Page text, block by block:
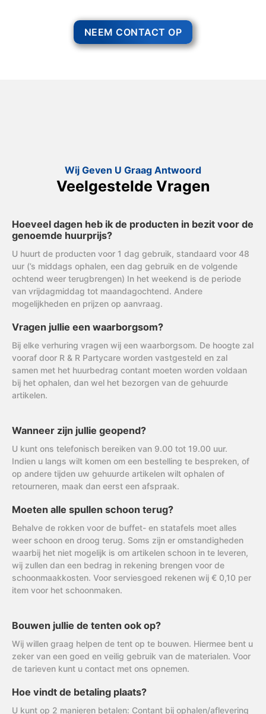
NEEM CONTACT OP
Wij Geven U Graag Antwoord
Veelgestelde Vragen
Hoeveel dagen heb ik de producten in bezit voor de
genoemde huurprijs?
U huurt de producten voor 1 dag gebruik, standaard voor 48
uur (’s middags ophalen, een dag gebruik en de volgende
ochtend weer terugbrengen) In het weekend is de periode
van vrijdagmiddag tot maandagochtend. Andere
mogelijkheden en prijzen op aanvraag.
Vragen jullie een waarborgsom?
Bij elke verhuring vragen wij een waarborgsom. De hoogte zal
vooraf door R & R Partycare worden vastgesteld en zal
samen met het huurbedrag contant moeten worden voldaan
bij het ophalen, dan wel het bezorgen van de gehuurde
artikelen.
Wanneer zijn jullie geopend?
U kunt ons telefonisch bereiken van 9.00 tot 19.00 uur.
Indien u langs wilt komen om een bestelling te bespreken, of
op andere tijden uw gehuurde artikelen wilt ophalen of
retourneren, maak dan eerst een afspraak.
Moeten alle spullen schoon terug?
Behalve de rokken voor de buffet- en statafels moet alles
weer schoon en droog terug. Soms zijn er omstandigheden
waarbij het niet mogelijk is om artikelen schoon in te leveren,
wij zullen dan een bedrag in rekening brengen voor de
schoonmaakkosten. Voor serviesgoed rekenen wij € 0,10 per
item voor het schoonmaken.
Bouwen jullie de tenten ook op?
Wij willen graag helpen de tent op te bouwen. Hiermee bent u
zeker van een goed en veilig gebruik van de materialen. Voor
de tarieven kunt u contact met ons opnemen.
Hoe vindt de betaling plaats?
U kunt op 2 manieren betalen: Contant bij ophalen/aflevering